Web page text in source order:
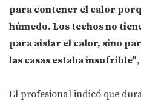
para contener el calor
húmedo. Los techos no
para aislar el calor, sino
las casas estaba insufrible"
El profesional indicó que